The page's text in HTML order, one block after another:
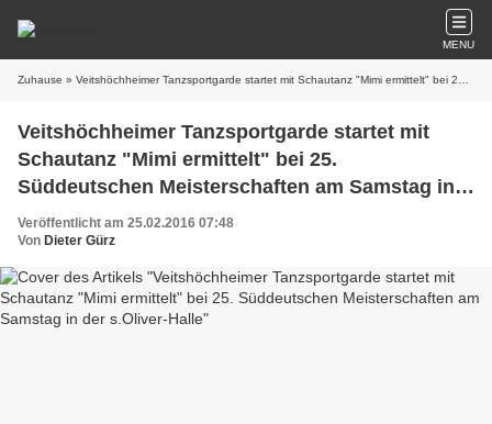
MENU
Zuhause » Veitshöchheimer Tanzsportgarde startet mit Schautanz "Mimi ermittelt" bei 25. Süddeutschen Meisterschaften am Samstag in der s.Oliver-Halle
Veitshöchheimer Tanzsportgarde startet mit
Schautanz "Mimi ermittelt" bei 25.
Süddeutschen Meisterschaften am Samstag in
der s.Oliver-Halle
Veröffentlicht am 25.02.2016 07:48
Von Dieter Gürz